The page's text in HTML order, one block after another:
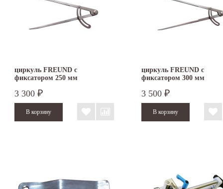
циркуль FREUND с
фиксатором 250 мм
3 300 ₽
циркуль FREUND с
фиксатором 300 мм
3 500 ₽